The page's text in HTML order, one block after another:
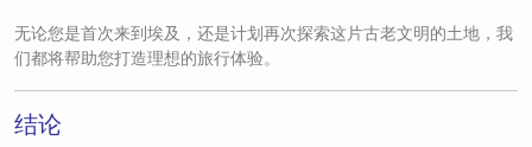
无论您是首次来到埃及，还是计划再次探索这片古老文明的土地，我
们都将帮助您打造理想的旅行体验。
结论